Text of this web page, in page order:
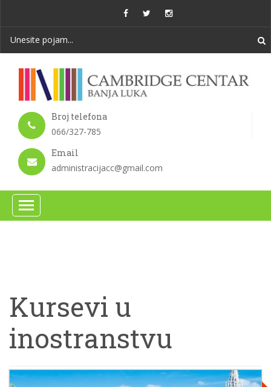
Broj telefona
066/327-785
Email
administracijacc@gmail.com
Kursevi u
inostranstvu